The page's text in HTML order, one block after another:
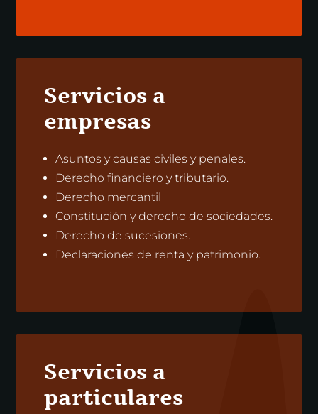
Servicios a
empresas
Asuntos y causas civiles y penales.
Derecho financiero y tributario.
Derecho mercantil
Constitución y derecho de sociedades.
Derecho de sucesiones.
Declaraciones de renta y patrimonio.
Servicios a
particulares